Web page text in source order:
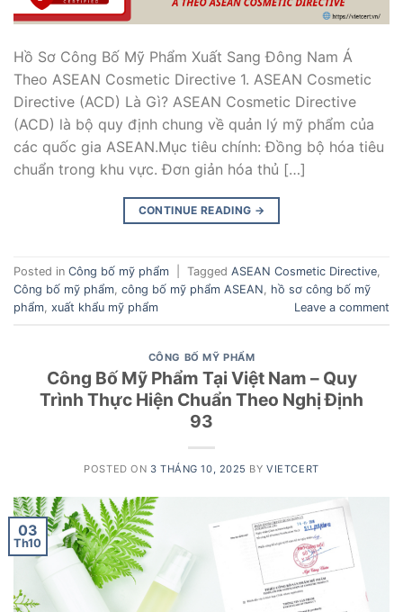
Hồ Sơ Công Bố Mỹ Phẩm Xuất Sang Đông Nam Á
Theo ASEAN Cosmetic Directive 1. ASEAN Cosmetic
Directive (ACD) Là Gì? ASEAN Cosmetic Directive
(ACD) là bộ quy định chung về quản lý mỹ phẩm của
các quốc gia ASEAN.Mục tiêu chính: Đồng bộ hóa tiêu
chuẩn trong khu vực. Đơn giản hóa thủ […]
CONTINUE READING →
Posted in Công bố mỹ phẩm Tagged ASEAN Cosmetic Directive
Công bố mỹ phẩm công bố mỹ phẩm ASEAN
hồ sơ công bố mỹ
phẩm xuất khẩu mỹ phẩm Leave a comment
CÔNG BỐ MỸ PHẨM
Công Bố Mỹ Phẩm Tại Việt Nam – Quy
Trình Thực Hiện Chuẩn Theo Nghị Định
93
POSTED ON 3 THÁNG 10, 2025 BYVIETCERT
03
Th10